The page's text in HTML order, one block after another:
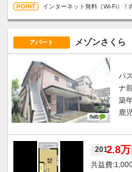
インターネット無料（Wi-Fi）！
アパート メゾンさくら
バ
ナ
築
鹿
2012.8万